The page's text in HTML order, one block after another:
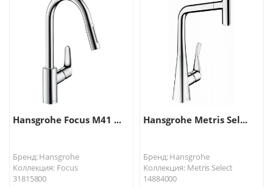
В КОРЗИНУ В КОРЗИНУ
Hansgrohe Focus M41 ...
Бренд: Hansgrohe
Коллекция: Focus
31815800
Hansgrohe Metris Sel...
Бренд: Hansgrohe
Коллекция: Metris Select
14884000